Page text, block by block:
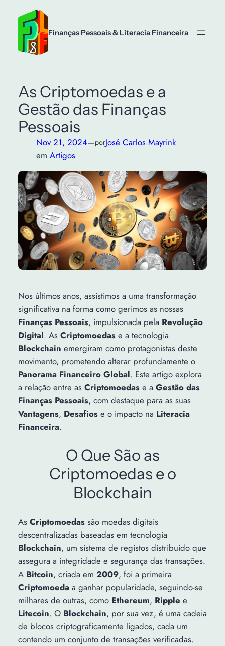
conteúdo
Finanças Pessoais & Literacia Financeira
As Criptomoedas e a
Gestão das Finanças
Pessoais
Nov 21, 2024—porJosé Carlos Mayrink
em Artigos
Nos últimos anos, assistimos a uma transformação
significativa na forma como gerimos as nossas
Finanças Pessoais, impulsionada pela Revolução
Digital. As Criptomoedase a tecnologia
Blockchain emergiram como protagonistas deste
movimento, prometendo alterar profundamente o
Panorama Financeiro Global. Este artigo explora
a relação entre as Criptomoedase a Gestão das
Finanças Pessoais, com destaque para as suas
Vantagens, Desafiose o impacto na Literacia
Financeira.
O Que São as
Criptomoedas e o
Blockchain
As Criptomoedassão moedas digitais
descentralizadas baseadas em tecnologia
Blockchain, um sistema de registos distribuído que
assegura a integridade e segurança das transações.
A Bitcoin, criada em 2009, foi a primeira
Criptomoedaa ganhar popularidade, seguindo-se
milhares de outras, como Ethereum, Ripple e
Litecoin. O Blockchain, por sua vez, é uma cadeia
de blocos criptograficamente ligados, cada um
contendo um conjunto de transações verificadas.